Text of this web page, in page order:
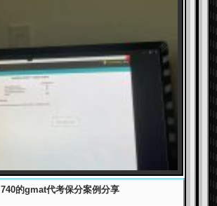
740的gmat代考保分案例分享